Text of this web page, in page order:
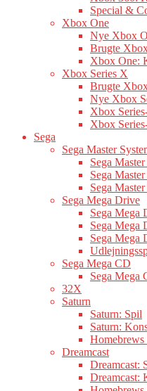
Special &
Xbox One
Nye Xbox
Brugte
Xbox One:
Xbox Series X
Brugte
Nye Xbox
Xbox
Xbox
Sega
Sega Master
Sega
Sega
Sega
Sega Mega Drive
Sega Mega
Sega Mega
Sega Mega
Sega Mega CD
Sega Mega
32X
Saturn
Saturn: Spil
Saturn:
Homebrews
Dreamcast
Dreamcast:
Dreamcast: